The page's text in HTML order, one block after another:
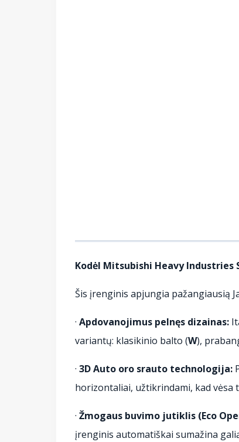
Kodėl Mitsubishi Heavy Industries
Šis įrenginis apjungia pažangiausią
· Apdovanojimus pelnęs dizainas:
variantų: klasikinio balto (W),
· 3D Auto oro srauto technologija:
horizontaliai, užtikrindami, kad
· Žmogaus buvimo jutiklis (Eco
įrenginis automatiškai sumažina